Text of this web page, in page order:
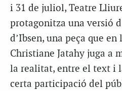
i 31 de juliol, Teatre
protagonitza una versió
d’Ibsen, una peça que
Christiane Jatahy juga a
la realitat, entre el text i
certa participació del